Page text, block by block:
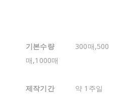
기본수량
300매,500
매,1000매
제작기간 약 1주일